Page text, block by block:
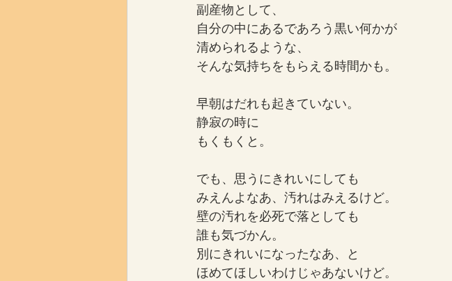
副産物として、
自分の中にあるであろう黒い何かが
清められるような、
そんな気持ちをもらえる時間かも。
早朝はだれも起きていない。
静寂の時に
もくもくと。
でも、思うにきれいにしても
みえんよなあ、汚れはみえるけど。
壁の汚れを必死で落としても
誰も気づかん。
別にきれいになったなあ、と
ほめてほしいわけじゃあないけど。